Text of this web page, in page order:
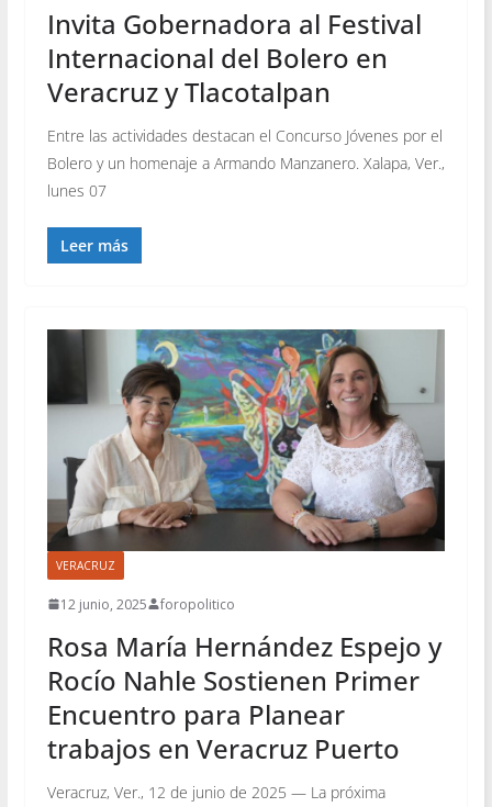
Invita Gobernadora al Festival
Internacional del Bolero en
Veracruz y Tlacotalpan
Entre las actividades destacan el Concurso Jóvenes por el
Bolero y un homenaje a Armando Manzanero. Xalapa, Ver.,
lunes 07
Leer más
VERACRUZ
12 junio, 2025 foropolitico
Rosa María Hernández Espejo y
Rocío Nahle Sostienen Primer
Encuentro para Planear
trabajos en Veracruz Puerto
Veracruz, Ver., 12 de junio de 2025 — La próxima